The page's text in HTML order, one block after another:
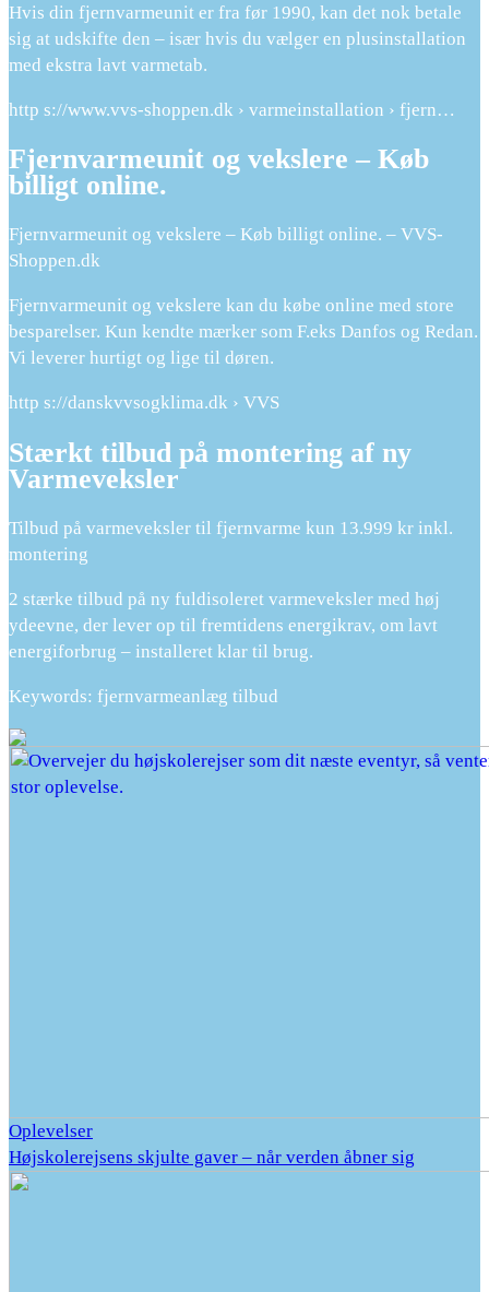
Hvis din fjernvarmeunit er fra før 1990, kan det nok betale
sig at udskifte den – især hvis du vælger en plusinstallation
med ekstra lavt varmetab.
http s://www.vvs-shoppen.dk › varmeinstallation › fjern…
Fjernvarmeunit og vekslere – Køb
billigt online.
Fjernvarmeunit og vekslere – Køb billigt online. – VVS-
Shoppen.dk
Fjernvarmeunit og vekslere kan du købe online med store
besparelser. Kun kendte mærker som F.eks Danfos og Redan.
Vi leverer hurtigt og lige til døren.
http s://danskvvsogklima.dk › VVS
Stærkt tilbud på montering af ny
Varmeveksler
Tilbud på varmeveksler til fjernvarme kun 13.999 kr inkl.
montering
2 stærke tilbud på ny fuldisoleret varmeveksler med høj
ydeevne, der lever op til fremtidens energikrav, om lavt
energiforbrug – installeret klar til brug.
Keywords: fjernvarmeanlæg tilbud
Oplevelser
Højskolerejsens skjulte gaver – når verden åbner sig